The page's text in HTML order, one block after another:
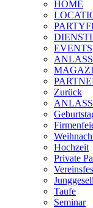
HOME
EVENTS
ANLASS
Zurück
ANLASS
Hochzeit
Private
Taufe
Seminar